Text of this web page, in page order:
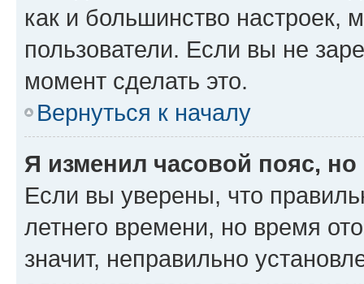
как и большинство настроек,
пользователи. Если вы не
момент сделать это.
Вернуться к началу
Я изменил часовой пояс,
Если вы уверены, что
летнего времени, но время
значит, неправильно